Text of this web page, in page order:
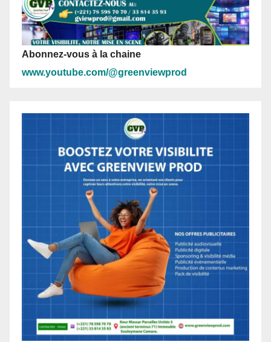
Abonnez-vous à la chaine
www.youtube.com/@greenviewprod